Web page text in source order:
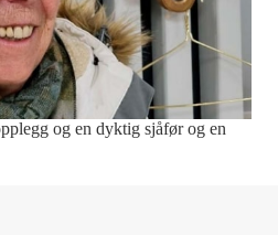
og en dyktig sjåfør og en